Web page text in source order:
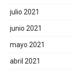
julio 2021
junio 2021
mayo 2021
abril 2021